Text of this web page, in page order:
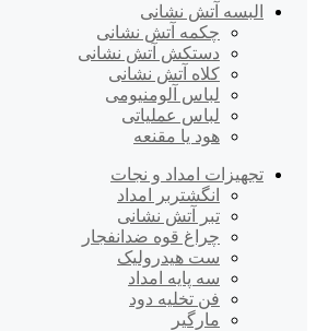
البسه آتش نشانی
چکمه آتش نشانی
دستکش آتش نشانی
کلاه آتش نشانی
لباس آلومنیومی
لباس عملیاتی
هود یا مقنعه
تجهیزات امداد و نجات
انگشتربر امداد
تبر آتش نشانی
چراغ قوه ضدانفجار
ست هیدرولیک
سه پایه امداد
فن تخلیه دود
مارگیر